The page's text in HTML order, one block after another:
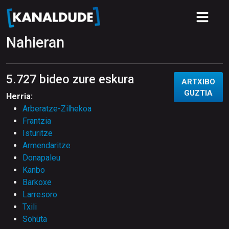
Nahieran
5.727 bideo zure eskura
Herria:
Arberatze-Zilhekoa
Frantzia
Isturitze
Armendaritze
Donapaleu
Kanbo
Barkoxe
Larresoro
Txili
Sohüta
ARTXIBO
GUZTIA